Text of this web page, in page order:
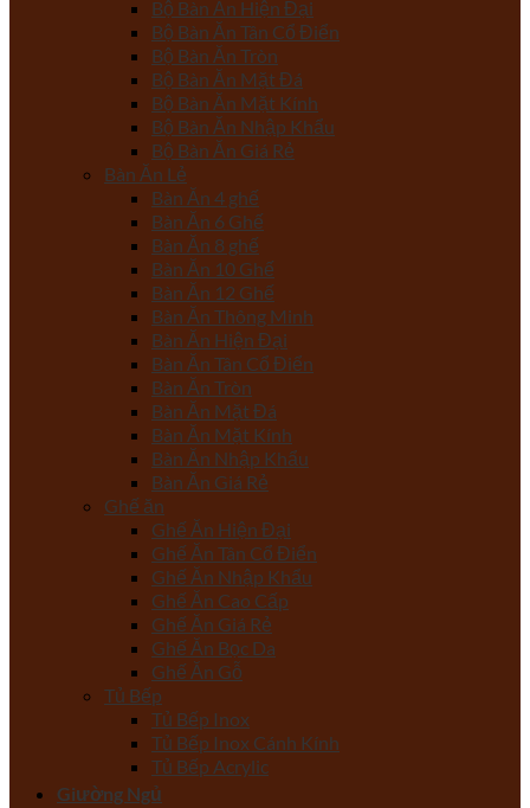
Bộ Bàn Ăn Hiện Đại
Bộ Bàn Ăn Tân Cổ Điển
Bộ Bàn Ăn Tròn
Bộ Bàn Ăn Mặt Đá
Bộ Bàn Ăn Mặt Kính
Bộ Bàn Ăn Nhập Khẩu
Bộ Bàn Ăn Giá Rẻ
Bàn Ăn Lẻ
Bàn Ăn 4 ghế
Bàn Ăn 6 Ghế
Bàn Ăn 8 ghế
Bàn Ăn 10 Ghế
Bàn Ăn 12 Ghế
Bàn Ăn Thông Minh
Bàn Ăn Hiện Đại
Bàn Ăn Tân Cổ Điển
Bàn Ăn Tròn
Bàn Ăn Mặt Đá
Bàn Ăn Mặt Kính
Bàn Ăn Nhập Khẩu
Bàn Ăn Giá Rẻ
Ghế ăn
Ghế Ăn Hiện Đại
Ghế Ăn Tân Cổ Điển
Ghế Ăn Nhập Khẩu
Ghế Ăn Cao Cấp
Ghế Ăn Giá Rẻ
Ghế Ăn Bọc Da
Ghế Ăn Gỗ
Tủ Bếp
Tủ Bếp Inox
Tủ Bếp Inox Cánh Kính
Tủ Bếp Acrylic
Giường Ngủ